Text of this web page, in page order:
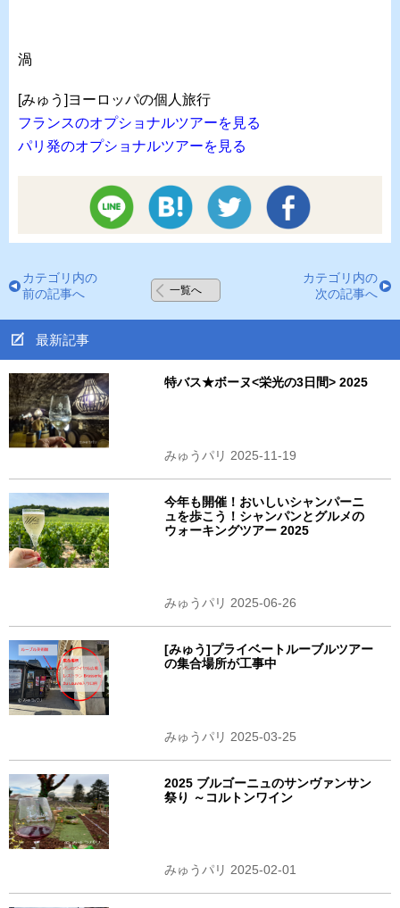
渦
[みゅう]ヨーロッパの個人旅行
フランスのオプショナルツアーを見る
パリ発のオプショナルツアーを見る
カテゴリ内の
前の記事へ
一覧へ
カテゴリ内の
次の記事へ
最新記事
特バス★ボーヌ<栄光の3日間> 2025
みゅうパリ 2025-11-19
今年も開催！おいしいシャンパーニ
ュを歩こう！シャンパンとグルメの
ウォーキングツアー 2025
みゅうパリ 2025-06-26
[みゅう]プライベートルーブルツアー
の集合場所が工事中
みゅうパリ 2025-03-25
2025 ブルゴーニュのサンヴァンサン
祭り ～コルトンワイン
みゅうパリ 2025-02-01